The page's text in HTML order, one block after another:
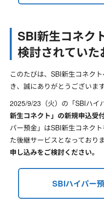
SBI新生コネク
検討されていた
このたびは、SBI新生コネク
き、誠にありがとうございます
2025/9/23（火）の「SBIハイ
新生コネクト」の新規申込受
パー預金」はSBI新生コネク
た後継サービスとなっており
申し込みをご検討ください。
SBIハイパー